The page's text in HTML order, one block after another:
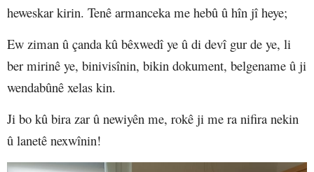
heweskar kirin. Tenê armanceka me hebû û hîn jî heye;
Ew ziman û çanda kû bêxwedî ye û di devî gur de ye, li
ber mirinê ye, binivisînin, bikin dokument, belgename û ji
wendabûnê xelas kin.
Ji bo kû bira zar û newiyên me, rokê ji me ra nifira nekin
û lanetê nexwînin!